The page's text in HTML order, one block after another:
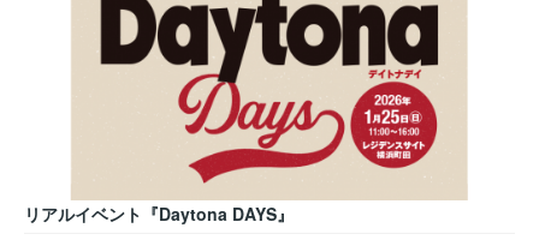
リアルイベント『Daytona DAYS』